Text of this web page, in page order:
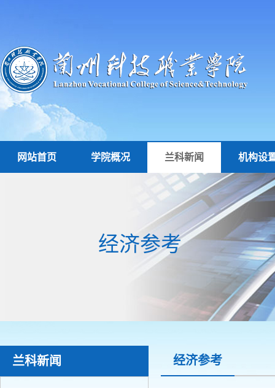
网站首页 学院概况 兰科新闻 机构设
经济参考
兰科新闻 经济参考